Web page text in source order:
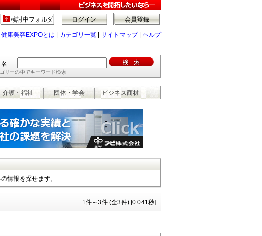
会員登録
ログイン
検討中フォルダ
健康美容EXPOとは カテゴリ一覧 サイトマップ| ヘルプ
リーの中でキーワード検索
介護・福祉 団体・学会 ビジネス商材
情報を探せます。
1件～3件 (全3件) [0.041秒]